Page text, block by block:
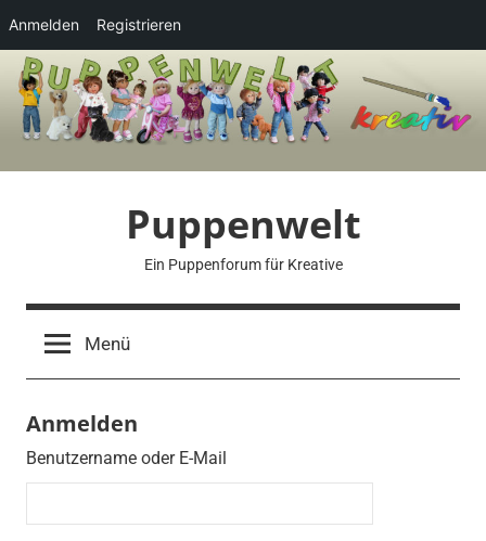
Anmelden Registrieren
Zum
Inhalt
springen
Puppenwelt
Ein Puppenforum für Kreative
Menü
Anmelden
Benutzername oder E-Mail